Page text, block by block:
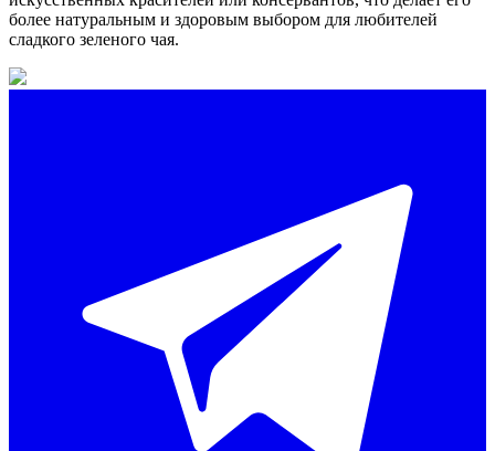
более натуральным и здоровым выбором для любителей
сладкого зеленого чая.